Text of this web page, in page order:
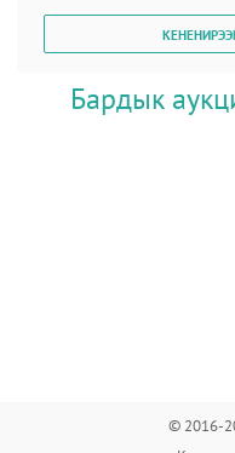
Бардык
© 2016-